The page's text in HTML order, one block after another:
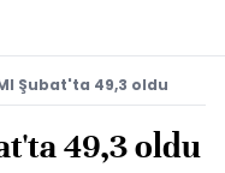
Şubat'ta 49,3 oldu
49,3 oldu